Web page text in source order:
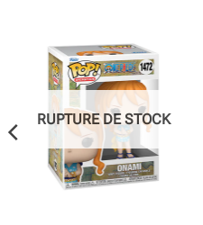
RUPTURE DE STOCK